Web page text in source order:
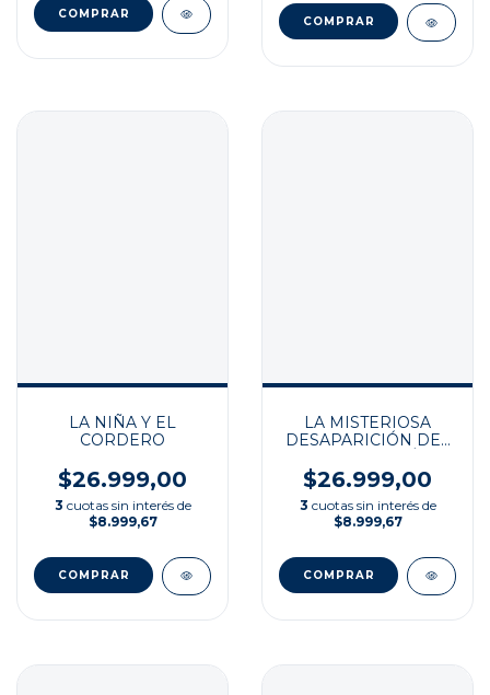
LA NIÑA Y EL
CORDERO
$26.999,00
3 cuotas sin interés de
$8.999,67
LA MISTERIOSA
DESAPARICIÓN DEL
$26.999,00
3 cuotas sin interés de
$8.999,67